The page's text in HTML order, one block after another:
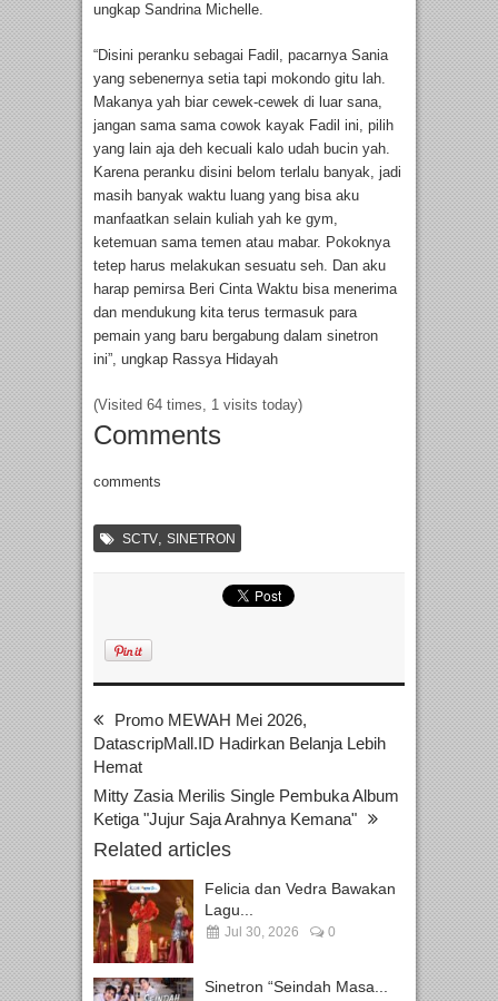
ungkap Sandrina Michelle.
“Disini peranku sebagai Fadil, pacarnya Sania
yang sebenernya setia tapi mokondo gitu lah.
Makanya yah biar cewek-cewek di luar sana,
jangan sama sama cowok kayak Fadil ini, pilih
yang lain aja deh kecuali kalo udah bucin yah.
Karena peranku disini belom terlalu banyak, jadi
masih banyak waktu luang yang bisa aku
manfaatkan selain kuliah yah ke gym,
ketemuan sama temen atau mabar. Pokoknya
tetep harus melakukan sesuatu seh. Dan aku
harap pemirsa Beri Cinta Waktu bisa menerima
dan mendukung kita terus termasuk para
pemain yang baru bergabung dalam sinetron
ini”, ungkap Rassya Hidayah
(Visited 64 times, 1 visits today)
Comments
comments
SCTV, SINETRON
Promo MEWAH Mei 2026,
DatascripMall.ID Hadirkan Belanja Lebih
Hemat
Mitty Zasia Merilis Single Pembuka Album
Ketiga "Jujur Saja Arahnya Kemana"
Related articles
Felicia dan Vedra Bawakan
Lagu...
Jul 30, 2026 0
Sinetron “Seindah Masa...